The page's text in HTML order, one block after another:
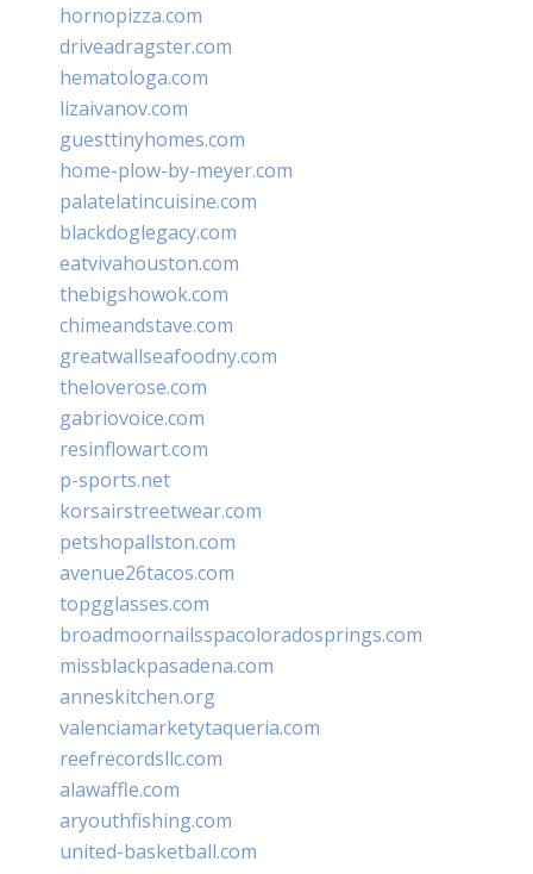
hornopizza.com
driveadragster.com
hematologa.com
lizaivanov.com
guesttinyhomes.com
home-plow-by-meyer.com
palatelatincuisine.com
blackdoglegacy.com
eatvivahouston.com
thebigshowok.com
chimeandstave.com
greatwallseafoodny.com
theloverose.com
gabriovoice.com
resinflowart.com
p-sports.net
korsairstreetwear.com
petshopallston.com
avenue26tacos.com
topgglasses.com
broadmoornailsspacoloradosprings.com
missblackpasadena.com
anneskitchen.org
valenciamarketytaqueria.com
reefrecordsllc.com
alawaffle.com
aryouthfishing.com
united-basketball.com